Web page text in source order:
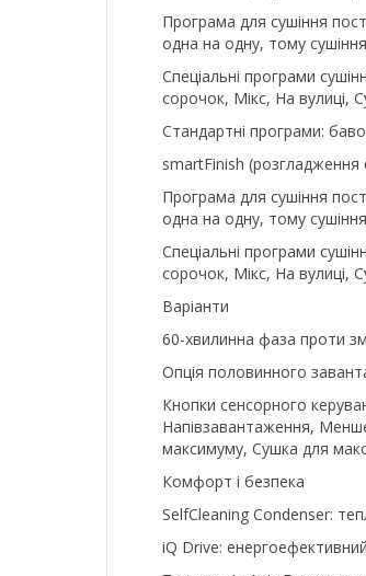
Програма для сушіння
одна на одну, тому
Спеціальні програми
сорочок, Мікс, На вулиці,
Стандартні програми:
smartFinish
Програма для сушіння
одна на одну, тому
Спеціальні програми
сорочок, Мікс, На вулиці,
Варіанти
60-хвилинна фаза проти
Опція половинного
Кнопки сенсорного
Напівзавантаження,
максимуму, Сушка для
Комфорт і безпека
SelfCleaning Condenser:
iQ Drive: